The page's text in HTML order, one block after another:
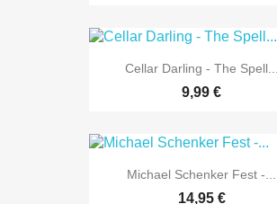
Cellar Darling - The Spell...
9,99 €
Michael Schenker Fest -...
14,95 €